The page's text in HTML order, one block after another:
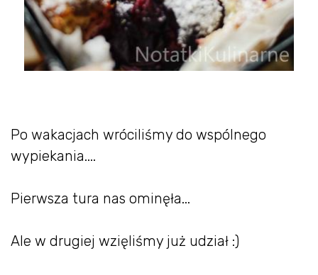
Po wakacjach wróciliśmy do wspólnego
wypiekania....
Pierwsza tura nas ominęła...
Ale w drugiej wzięliśmy już udział :)